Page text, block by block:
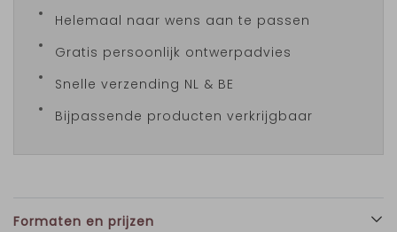
Helemaal naar wens aan te passen
Gratis persoonlijk ontwerpadvies
Snelle verzending NL & BE
Bijpassende producten verkrijgbaar
Formaten en prijzen